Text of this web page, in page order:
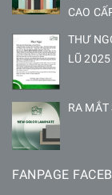
CAO
THƯ
LŨ 2025
RA
FANPAGE